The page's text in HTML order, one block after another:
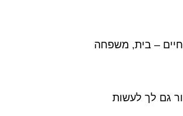
– בית, משפחה
גם לך לעשות